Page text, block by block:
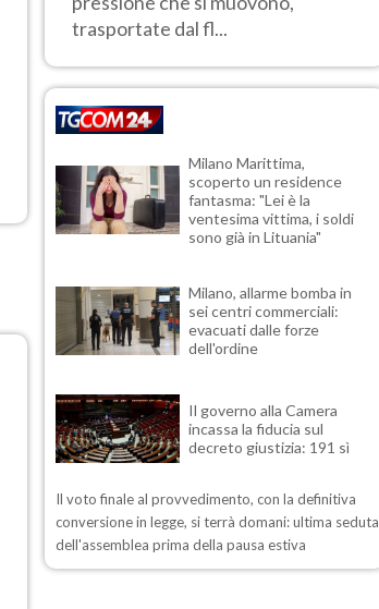
trasportate dal fl...
Milano Marittima,
scoperto un residence
fantasma: "Lei è la
ventesima vittima, i soldi
sono già in Lituania"
Milano, allarme bomba in
sei centri commerciali:
evacuati dalle forze
dell'ordine
Il governo alla Camera
incassa la fiducia sul
decreto giustizia: 191 sì
Il voto finale al provvedimento, con la definitiva
conversione in legge, si terrà domani: ultima seduta
dell'assemblea prima della pausa estiva